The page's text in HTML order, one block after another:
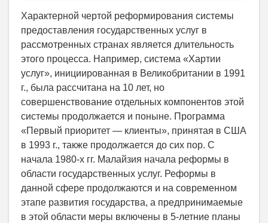
Характерной чертой реформирования системы
предоставления государственных услуг в
рассмотренных странах является длительность
этого процесса. Например, система «Хартии
услуг», инициированная в Великобритании в 1991
г., была рассчитана на 10 лет, но
совершенствование отдельных компонентов этой
системы продолжается и поныне. Программа
«Первый приоритет — клиенты», принятая в США
в 1993 г., также продолжается до сих пор. С
начала 1980-х гг. Малайзия начала реформы в
области государственных услуг. Реформы в
данной сфере продолжаются и на современном
этапе развития государства, а предпринимаемые
в этой области меры включены в 5-летние планы